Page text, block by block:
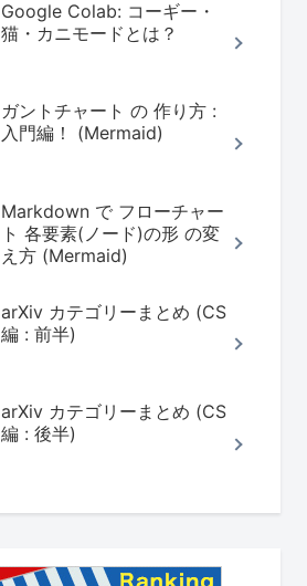
Google Colab: コーギー・
猫・カニモードとは？
ガントチャート の 作り方 :
入門編！ (Mermaid)
Markdown で フローチャー
ト 各要素(ノード)の形 の変
え方 (Mermaid)
arXiv カテゴリーまとめ (CS
編 : 前半)
arXiv カテゴリーまとめ (CS
編 : 後半)